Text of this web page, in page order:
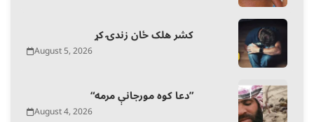
کشر هلک ځان زندۍ کړ
August 5, 2026
“دعا کوه مورجانې مرمه”
August 4, 2026